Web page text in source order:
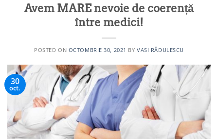
Avem MARE nevoie de coerență
între medici!
POSTED ON OCTOMBRIE 30, 2021 BYVASI RĂDULESCU
30
oct.